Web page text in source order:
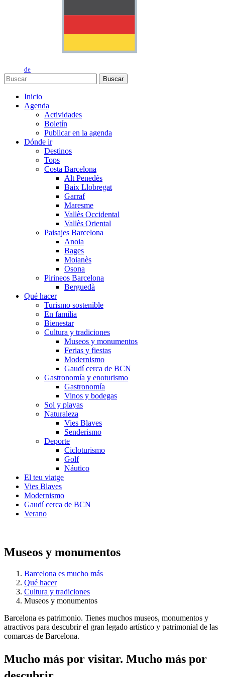
de
Buscar
Inicio
Agenda
Actividades
Boletín
Publicar en la agenda
Dónde ir
Destinos
Tops
Costa Barcelona
Alt Penedès
Baix Llobregat
Garraf
Maresme
Vallès Occidental
Vallès Oriental
Paisajes Barcelona
Anoia
Bages
Moianès
Osona
Pirineos Barcelona
Berguedà
Qué hacer
Turismo sostenible
En familia
Bienestar
Cultura y tradiciones
Museos y monumentos
Ferias y fiestas
Modernismo
Gaudí cerca de BCN
Gastronomía y enoturismo
Gastronomía
Vinos y bodegas
Sol y playas
Naturaleza
Vies Blaves
Senderismo
Deporte
Cicloturismo
Golf
Náutico
El teu viatge
Vies Blaves
Modernismo
Gaudí cerca de BCN
Verano
Museos y monumentos
Barcelona es mucho más
Qué hacer
Cultura y tradiciones
Museos y monumentos
Barcelona es patrimonio. Tienes muchos museos, monumentos y
atractivos para descubrir el gran legado artístico y patrimonial de las
comarcas de Barcelona.
Mucho más por visitar. Mucho más por